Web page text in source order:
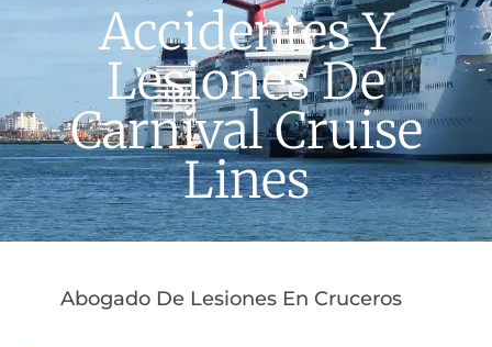
Accidentes Y
Lesiones De
Carnival Cruise
Lines
Abogado De Lesiones En Cruceros